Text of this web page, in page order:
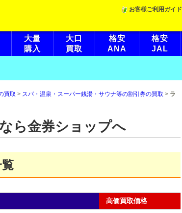
お客様ご利用ガイド
大量
購入
大口
買取
格安
ANA
格安
JAL
買取 > スパ・温泉・スーパー銭湯・サウナ等の割引券の買取 > ラ
ら金券ショップへ
高価買取価格